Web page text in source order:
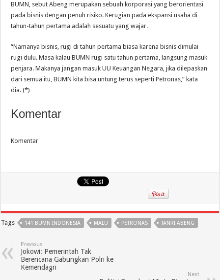
BUMN, sebut Abeng merupakan sebuah korporasi yang berorientasi
pada bisnis dengan penuh risiko. Kerugian pada ekspansi usaha di
tahun-tahun pertama adalah sesuatu yang wajar.
“Namanya bisnis, rugi di tahun pertama biasa karena bisnis dimulai
rugi dulu. Masa kalau BUMN rugi satu tahun pertama, langsung masuk
penjara. Makanya jangan masuk UU Keuangan Negara, jika dilepaskan
dari semua itu, BUMN kita bisa untung terus seperti Petronas,” kata
dia. (*)
Komentar
Komentar
Tags 141 BUMN INDONESIA MALU PETRONAS TANRI ABENG
Previous
Jokowi: Pemerintah Tak
Berencana Gabungkan Polri ke
Kemendagri
Next